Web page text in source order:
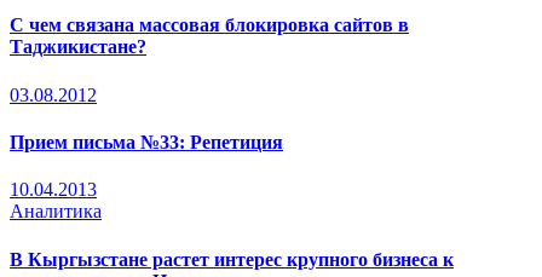
С чем связана массовая блокировка сайтов в
Таджикистане?
03.08.2012
Прием письма №33: Репетиция
10.04.2013
Аналитика
В Кыргызстане растет интерес крупного бизнеса к